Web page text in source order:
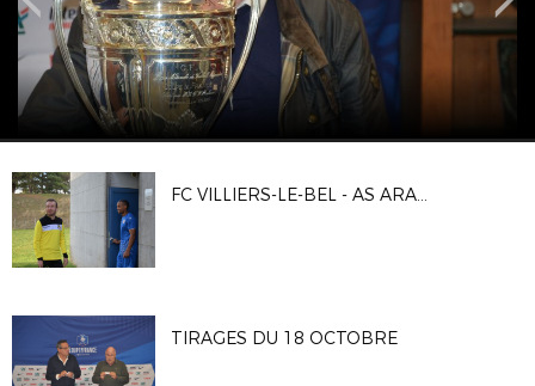
FC VILLIERS-LE-BEL - AS ARARAT ISSY
TIRAGES DU 18 OCTOBRE